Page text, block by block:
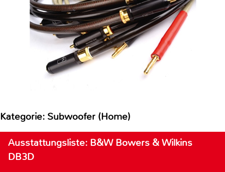
Kategorie: Subwoofer (Home)
Ausstattungsliste: B&W Bowers & Wilkins
DB3D